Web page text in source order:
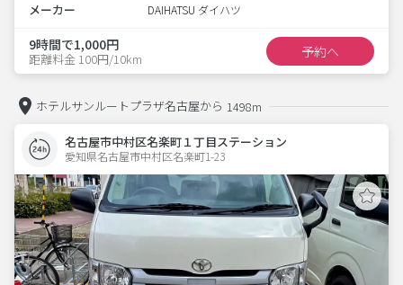
メーカー DAIHATSU ダイハツ
9時間で1,000円
距離料金 100円/10km 予約へ
ホテルサンルートプラザ名古屋から 1498m
名古屋市中村区名楽町１丁目ステーション
愛知県名古屋市中村区名楽町1-23